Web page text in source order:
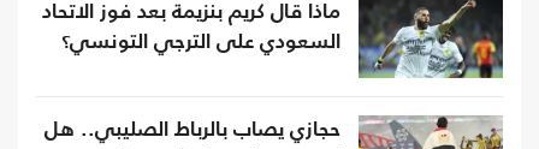
ماذا قال كريم بنزيمة بعد فوز الاتحاد
السعودي على الترجي التونسي؟
حجازي يصاب بالرباط الصليبي.. هل